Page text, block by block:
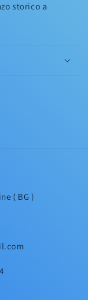
storico a
( BG )